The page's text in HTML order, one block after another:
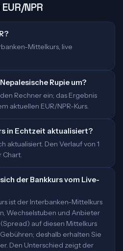
NPR
Mittelkurs, live
Rupie um?
Rechner ein; das Ergebnis
aktuellen EUR/NPR-Kurs.
in Echtzeit aktualisiert?
aktualisiert. Den Verlauf von 1
Chart.
der Bankkurs vom Live-
ist der Interbanken-Mittelkurs
Wechselstuben und Anbieter
auf diesen Mittelkurs
deshalb erhalten Sie
Den Unterschied zeigt der